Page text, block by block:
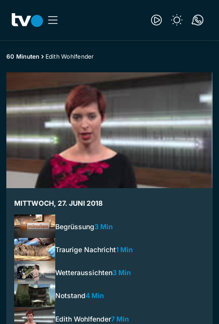
60 Minuten Edith Wohlfender
MITTWOCH, 27. JUNI 2018
Begrüssung3 Min
Traurige Nachricht1 Min
Wetteraussichten3 Min
Notstand4 Min
Edith Wohlfender7 Min